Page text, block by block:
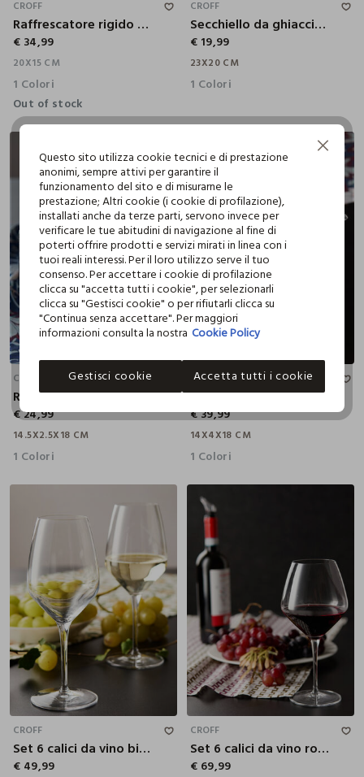
CROFF
Raffrescatore rigido per vino
€ 34,99
20X15 CM
1 Colori
Out of stock
CROFF
Secchiello da ghiaccio per vino
€ 19,99
23X20 CM
1 Colori
14.5X2.5X18 CM
CROFF
Raffrescatore per vino
€ 24,99
14.5X2.5X18 CM
1 Colori
CROFF
Levatappi automatico
€ 39,99
14X4X18 CM
1 Colori
CROFF
Set 6 calici da vino bianco
€ 49,99
CROFF
Set 6 calici da vino rosso
€ 69,99
Questo sito utilizza cookie tecnici e di prestazione
anonimi, sempre attivi per garantire il
funzionamento del sito e di misurarne le
prestazione; Altri cookie (i cookie di profilazione),
installati anche da terze parti, servono invece per
verificare le tue abitudini di navigazione al fine di
poterti offrire prodotti e servizi mirati in linea con i
tuoi reali interessi. Per il loro utilizzo serve il tuo
consenso. Per accettare i cookie di profilazione
clicca su "accetta tutti i cookie", per selezionarli
clicca su "Gestisci cookie" o per rifiutarli clicca su
"Continua senza accettare". Per maggiori
informazioni consulta la nostra Cookie Policy
Gestisci cookie Accetta tutti i cookie
Continua senza accettare